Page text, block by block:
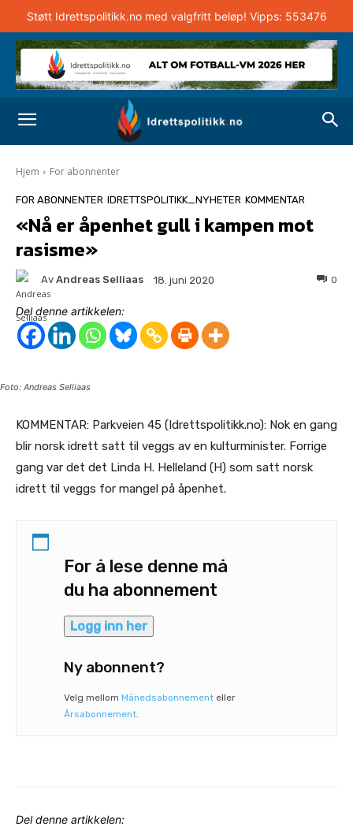
Støtt Idrettspolitikk.no med valgfritt beløp! Vipps: 553476
Hjem For abonnenter
FOR ABONNENTER IDRETTSPOLITIKK_NYHETER KOMMENTAR
«Nå er åpenhet gull i kampen mot
rasisme»
Av Andreas Selliaas 18. juni 2020 0
Del denne artikkelen:
Foto: Andreas Selliaas
KOMMENTAR: Parkveien 45 (Idrettspolitikk.no): Nok en gang
blir norsk idrett satt til veggs av en kulturminister. Forrige
gang var det det Linda H. Helleland (H) som satt norsk
idrett til veggs for mangel på åpenhet.
For å lese denne må
du ha abonnement
Logg inn her
Ny abonnent?
Velg mellom Månedsabonnement eller
Årsabonnement
Del denne artikkelen: